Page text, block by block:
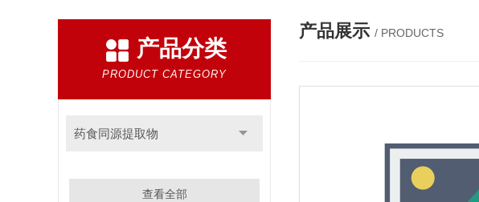
产品分类
PRODUCT CATEGORY
药食同源提取物
查看全部
产品展示 / PRODUCTS